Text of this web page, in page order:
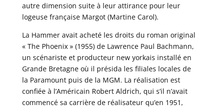
autre dimension suite à leur attirance pour leur
logeuse française Margot (Martine Carol).
La Hammer avait acheté les droits du roman original
« The Phoenix » (1955) de Lawrence Paul Bachmann,
un scénariste et producteur new yorkais installé en
Grande Bretagne où il présida les filiales locales de
la Paramount puis de la MGM. La réalisation est
confiée à l’Américain Robert Aldrich, qui s’il n’avait
commencé sa carrière de réalisateur qu’en 1951,